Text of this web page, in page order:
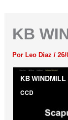
KB
Por Leo Diaz / 26/